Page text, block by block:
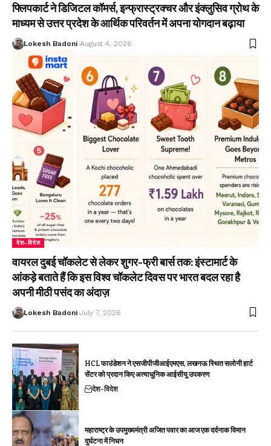
फ्लिपकार्ट ने डिजिटल कॉमर्स, इन्फ्रास्ट्रक्चर और इंक्लुसिव ग्रोथ के
माध्यम से उत्तर प्रदेश के आर्थिक परिवर्तन में अपना योगदान बढ़ाया
Lokesh Badoni August 4, 2026
देश-विदेश
वायरल दुबई चॉकलेट से लेकर शुगर-फ्री बार्स तक: इंस्टामार्ट के
आंकड़े बताते हैं कि इस विश्व चॉकलेट दिवस पर भारत बदल रहा है
अपनी मीठी पसंद का अंदाज़
Lokesh Badoni July 7, 2026
HCL फाउंडेशन ने एसजीपीजीआईएमएस, लखनऊ स्थित सलोनी हार्ट
सेंटर को प्रदान किए अत्याधुनिक आईसीयू उपकरण
देश-विदेश
महाराष्ट्र के उपमुख्यमंत्री अजित पवार का आज एक दर्दनाक विमान
दुर्घटना में निधन